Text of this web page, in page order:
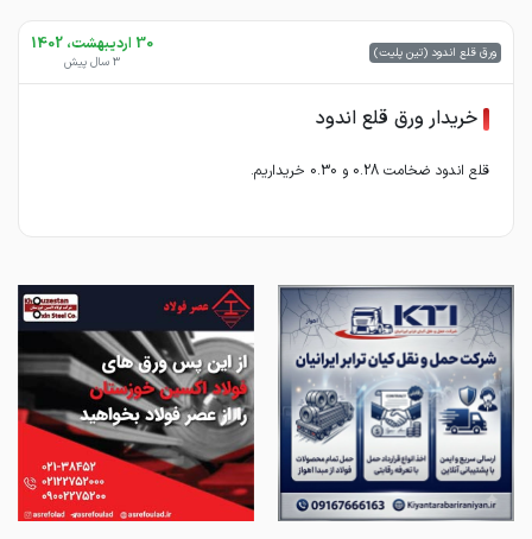
ورق قلع اندود (تین پلیت) 30 اردیبهشت، 1402
3 سال پیش
خریدار ورق قلع اندود
قلع اندود ضخامت 0.28 و 0.30 خریداریم.